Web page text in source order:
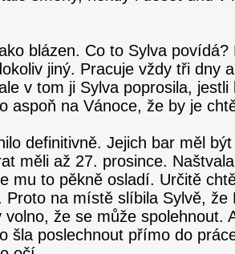
blázen. Co to Sylva povídá?
jiný. Pracuje vždy tři dny
v tom ji Sylva poprosila, jestli
aspoň na Vánoce, že by je
definitivně. Jejich bar měl
měli až 27. prosince.
mu to pěkně osladí. Určitě
Proto na místě slíbila Sylvě, že
volno, že se může spolehnout.
šla poslechnout přímo do